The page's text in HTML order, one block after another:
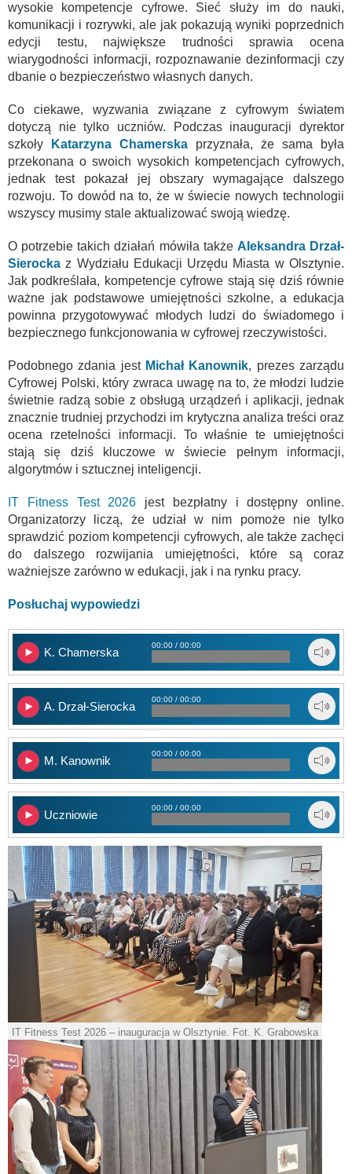
wysokie kompetencje cyfrowe. Sieć służy im do nauki,
komunikacji i rozrywki, ale jak pokazują wyniki poprzednich
edycji testu, największe trudności sprawia ocena
wiarygodności informacji, rozpoznawanie dezinformacji czy
dbanie o bezpieczeństwo własnych danych.
Co ciekawe, wyzwania związane z cyfrowym światem
dotyczą nie tylko uczniów. Podczas inauguracji dyrektor
szkoły Katarzyna Chamerska
przyznała, że sama była
przekonana o swoich wysokich kompetencjach cyfrowych,
jednak test pokazał jej obszary wymagające dalszego
rozwoju. To dowód na to, że w świecie nowych technologii
wszyscy musimy stale aktualizować swoją wiedzę.
O potrzebie takich działań mówiła także Aleksandra Drzał-
Sierocka z Wydziału Edukacji Urzędu Miasta w Olsztynie.
Jak podkreślała, kompetencje cyfrowe stają się dziś równie
ważne jak podstawowe umiejętności szkolne, a edukacja
powinna przygotowywać młodych ludzi do świadomego i
bezpiecznego funkcjonowania w cyfrowej rzeczywistości.
Podobnego zdania jest Michał Kanownik, prezes zarządu
Cyfrowej Polski, który zwraca uwagę na to, że młodzi ludzie
świetnie radzą sobie z obsługą urządzeń i aplikacji, jednak
znacznie trudniej przychodzi im krytyczna analiza treści oraz
ocena rzetelności informacji. To właśnie te umiejętności
stają się dziś kluczowe w świecie pełnym informacji,
algorytmów i sztucznej inteligencji.
IT Fitness Test 2026 jest bezpłatny i dostępny online.
Organizatorzy liczą, że udział w nim pomoże nie tylko
sprawdzić poziom kompetencji cyfrowych, ale także zachęci
do dalszego rozwijania umiejętności, które są coraz
ważniejsze zarówno w edukacji, jak i na rynku pracy.
Posłuchaj wypowiedzi
K. Chamerska
00:00 / 00:00
A. Drzał-Sierocka
00:00 / 00:00
M. Kanownik
00:00 / 00:00
Uczniowie
00:00 / 00:00
IT Fitness Test 2026 – inauguracja w Olsztynie. Fot. K. Grabowska